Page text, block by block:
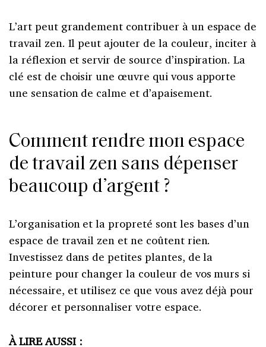
L’art peut grandement contribuer à un espace de
travail zen. Il peut ajouter de la couleur, inciter à
la réflexion et servir de source d’inspiration. La
clé est de choisir une œuvre qui vous apporte
une sensation de calme et d’apaisement.
Comment rendre mon espace
de travail zen sans dépenser
beaucoup d’argent ?
L’organisation et la propreté sont les bases d’un
espace de travail zen et ne coûtent rien.
Investissez dans de petites plantes, de la
peinture pour changer la couleur de vos murs si
nécessaire, et utilisez ce que vous avez déjà pour
décorer et personnaliser votre espace.
À LIRE AUSSI :